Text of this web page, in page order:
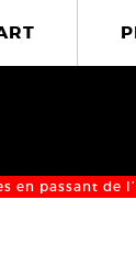
en passant de